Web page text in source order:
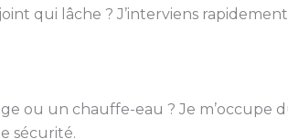
qui lâche ? J’interviens
ou un chauffe-eau ? Je m’occupe
sécurité.